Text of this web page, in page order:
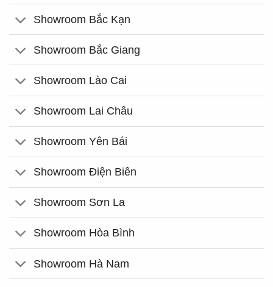
Showroom Bắc Kạn
Showroom Bắc Giang
Showroom Lào Cai
Showroom Lai Châu
Showroom Yên Bái
Showroom Điện Biên
Showroom Sơn La
Showroom Hòa Bình
Showroom Hà Nam